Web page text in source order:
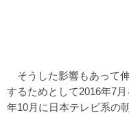
そうした影響もあって
するためとして2016年7
年10月に日本テレビ系の